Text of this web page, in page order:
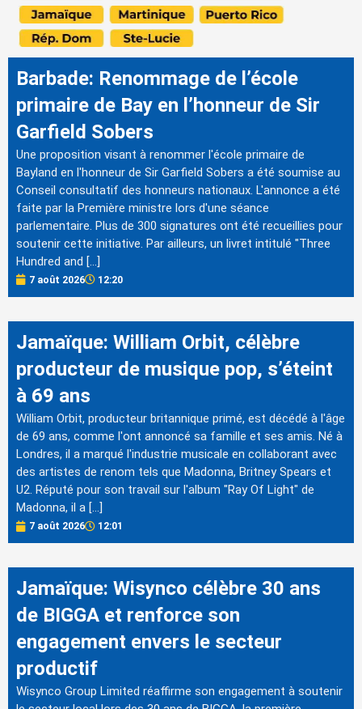
Barbade: Renommage de l’école
primaire de Bay en l’honneur de Sir
Garfield Sobers
Une proposition visant à renommer l'école primaire de
Bayland en l'honneur de Sir Garfield Sobers a été soumise au
Conseil consultatif des honneurs nationaux. L'annonce a été
faite par la Première ministre lors d'une séance
parlementaire. Plus de 300 signatures ont été recueillies pour
soutenir cette initiative. Par ailleurs, un livret intitulé "Three
Hundred and […]
7 août 2026 12:20
Jamaïque: William Orbit, célèbre
producteur de musique pop, s’éteint
à 69 ans
William Orbit, producteur britannique primé, est décédé à l'âge
de 69 ans, comme l'ont annoncé sa famille et ses amis. Né à
Londres, il a marqué l'industrie musicale en collaborant avec
des artistes de renom tels que Madonna, Britney Spears et
U2. Réputé pour son travail sur l'album "Ray Of Light" de
Madonna, il a […]
7 août 2026 12:01
Jamaïque: Wisynco célèbre 30 ans
de BIGGA et renforce son
engagement envers le secteur
productif
Wisynco Group Limited réaffirme son engagement à soutenir